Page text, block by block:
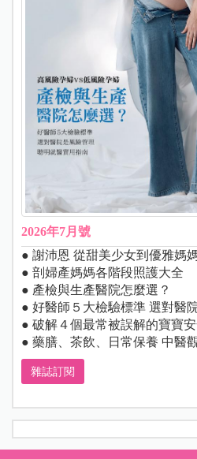
2026年7月號
● 謝沛恩 從甜美少女到優雅媽
● 剖婦產媽媽各階段照護大全
● 產檢與生產醫院怎麼選？
● 好醫師５大檢驗標準 選對醫
● 破解４個最常被誤解的寶寶
● 藥膳、茶飲、日常保養 中醫
雜誌訂閱